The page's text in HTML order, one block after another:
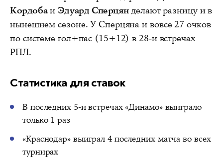
Кордобаи Эдуард Сперцянделают разницу и в
нынешнем сезоне. У Сперцяна и вовсе 27 очков
по системе гол+пас (15+12) в 28-и встречах
РПЛ.
Статистика для ставок
В последних 5-и встречах «Динамо» выиграло
только 1 раз
«Краснодар» выиграл 4 последних матча во всех
турнирах